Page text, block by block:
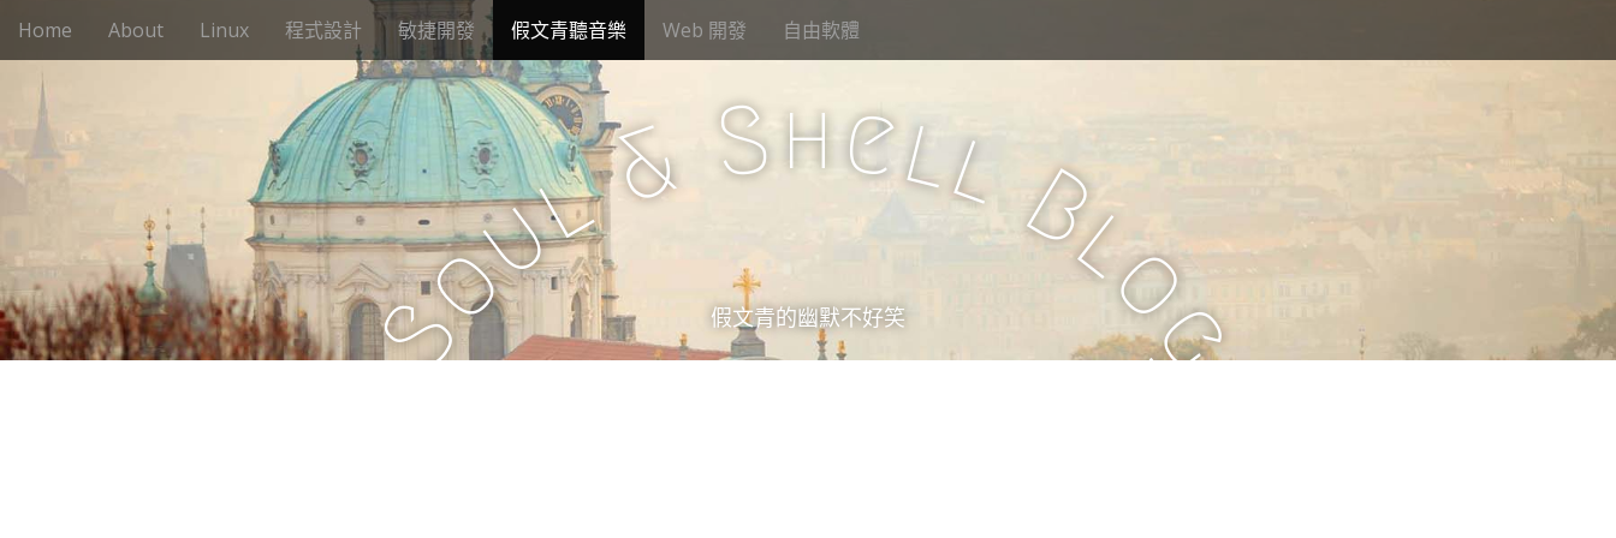
M
e
i
c
n
t
Home About Linux 程式設計 敏捷開發 假文青聽音樂 Web 開發 自由軟體
S
o
u
l& Shell B
l
o
g
假文青的幽默不好笑